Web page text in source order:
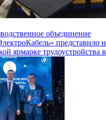
объединение
представило
ярмарке трудоустройства